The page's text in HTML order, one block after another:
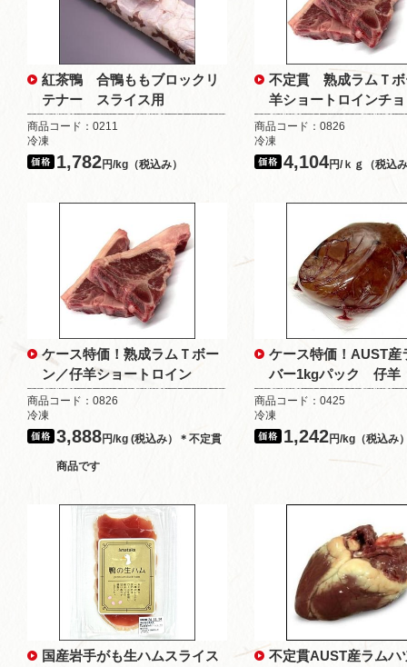
紅茶鴨 合鴨ももブロックリ
テナー スライス用
商品コード：0211
冷凍
1,782円/kg（税込み）
不定貫 熟成ラムＴボ
羊ショートロインチ
商品コード：0826
冷凍
4,104円/ｋｇ（税込
ケース特価！熟成ラムＴボー
ン／仔羊ショートロイン
商品コード：0826
冷凍
3,888円/kg (税込み）＊不定貫
商品です
ケース特価！AUST産
バー1kgパック 仔羊
商品コード：0425
冷凍
1,242円/kg（税込み
国産岩手がも生ハムスライス
不定貫AUST産ラムハ